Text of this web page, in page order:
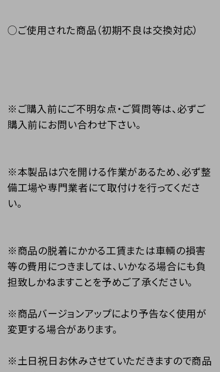
○ご使用された商品（初期不良は交換対応）
※ご購入前にご不明な点・ご質問等は、必ずご
購入前にお問い合わせ下さい。
※本製品は穴を開ける作業があるため、必ず整
備工場や専門業者にて取付けを行ってくださ
い。
※商品の脱着にかかる工賃または車輌の損害
等の費用につきましては、いかなる場合にも負
担致しかねますことを予めご了承ください。
※商品バージョンアップにより予告なく使用が
変更する場合があります。
※土日祝日お休みさせていただきますので商品